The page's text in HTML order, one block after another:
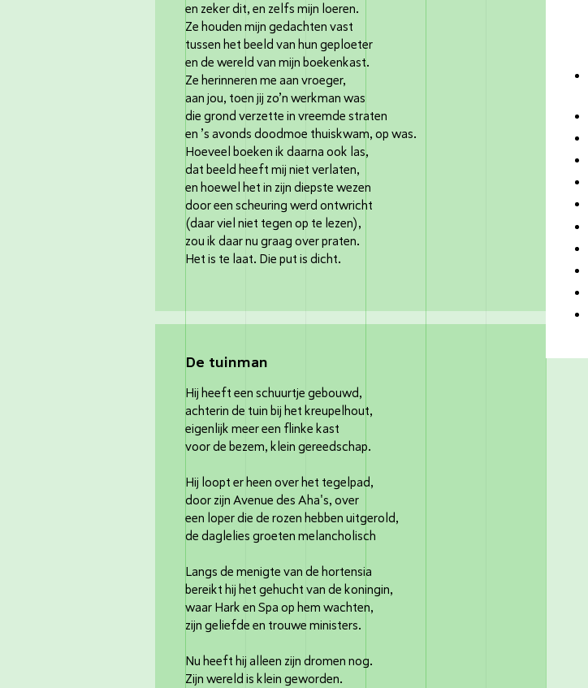
en zeker dit, en zelfs mijn loeren.
Ze houden mijn gedachten vast
tussen het beeld van hun geploeter
en de wereld van mijn boekenkast.
Ze herinneren me aan vroeger,
aan jou, toen jij zo’n werkman was
die grond verzette in vreemde straten
en ’s avonds doodmoe thuiskwam, op was.
Hoeveel boeken ik daarna ook las,
dat beeld heeft mij niet verlaten,
en hoewel het in zijn diepste wezen
door een scheuring werd ontwricht
(daar viel niet tegen op te lezen),
zou ik daar nu graag over praten.
Het is te laat. Die put is dicht.
De tuinman
Hij heeft een schuurtje gebouwd,
achterin de tuin bij het kreupelhout,
eigenlijk meer een flinke kast
voor de bezem, klein gereedschap.
Hij loopt er heen over het tegelpad,
door zijn Avenue des Aha's, over
een loper die de rozen hebben uitgerold,
de daglelies groeten melancholisch
Langs de menigte van de hortensia
bereikt hij het gehucht van de koningin,
waar Hark en Spa op hem wachten,
zijn geliefde en trouwe ministers.
Nu heeft hij alleen zijn dromen nog.
Zijn wereld is klein geworden.